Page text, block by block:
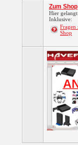
Zum Shop
Hier
Inklusive:
Fragen
Shop